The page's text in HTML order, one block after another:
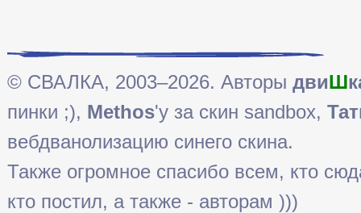
© СВАЛКА, 2003–2026. Авторы двиШ
пинки ;), Methos'у за скин sandbox,
вебдванолизацию синего скина.
Также огромное спасибо всем, кто
кто постил, а также - авторам )))